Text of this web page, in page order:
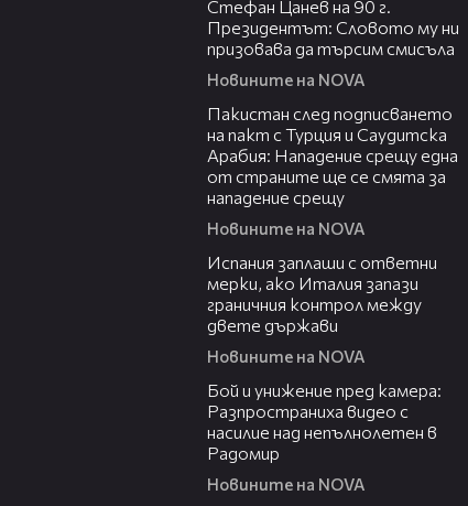
Стефан Цанев на 90 г.
Президентът: Словото му ни
призовава да търсим смисъла
Новините на NOVA
Пакистан след подписването
на пакт с Турция и Саудитска
Арабия: Нападение срещу една
от страните ще се смята за
нападение срещу
Новините на NOVA
Испания заплаши с ответни
мерки, ако Италия запази
граничния контрол между
двете държави
Новините на NOVA
Бой и унижение пред камера:
Разпространиха видео с
насилие над непълнолетен в
Радомир
Новините на NOVA